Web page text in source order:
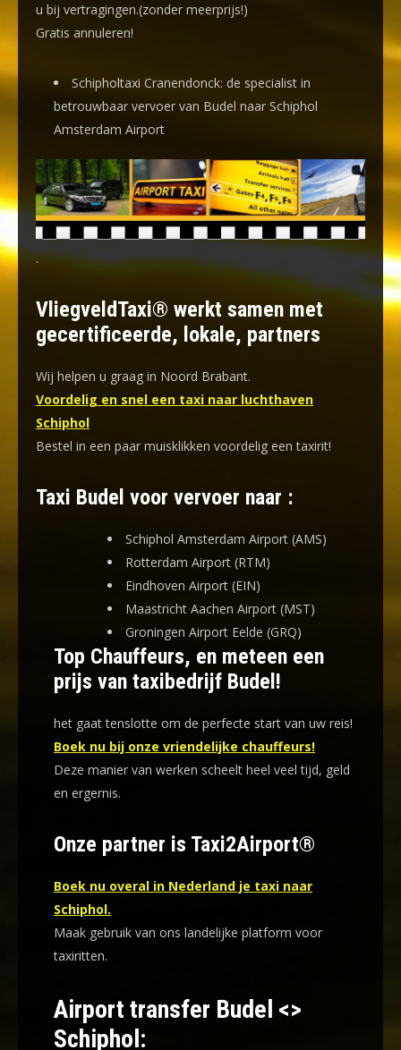
u bij vertragingen.(zonder meerprijs!)
Gratis annuleren!
Schipholtaxi Cranendonck: de specialist in
betrouwbaar vervoer van Budel naar Schiphol
Amsterdam Airport
.
VliegveldTaxi® werkt samen met
gecertificeerde, lokale, partners
Wij helpen u graag in Noord Brabant.
Voordelig en snel een taxi naar luchthaven
Schiphol
Bestel in een paar muisklikken voordelig een taxirit!
Taxi Budel voor vervoer naar :
Schiphol Amsterdam Airport (AMS)
Rotterdam Airport (RTM)
Eindhoven Airport (EIN)
Maastricht Aachen Airport (MST)
Groningen Airport Eelde (GRQ)
Top Chauffeurs, en meteen een
prijs van taxibedrijf Budel!
het gaat tenslotte om de perfecte start van uw reis!
Boek nu bij onze vriendelijke chauffeurs!
Deze manier van werken scheelt heel veel tijd, geld
en ergernis.
Onze partner is Taxi2Airport®
Boek nu overal in Nederland je taxi naar
Schiphol.
Maak gebruik van ons landelijke platform voor
taxiritten.
Airport transfer Budel <>
Schiphol: